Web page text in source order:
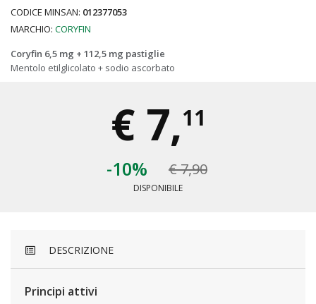
CODICE MINSAN: 012377053
MARCHIO: CORYFIN
Coryfin 6,5 mg + 112,5 mg pastiglie
Mentolo etilglicolato + sodio ascorbato
€ 7,11
-10% € 7,90
DISPONIBILE
DESCRIZIONE
Principi attivi